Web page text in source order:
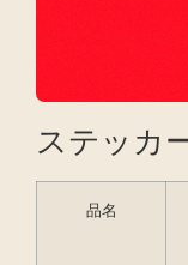
ステッカ
品名